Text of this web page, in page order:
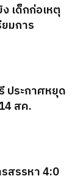
เด็กก่อเหตุ
ยมการ
ประกาศหยุด
สค.
สรรหา 4:0